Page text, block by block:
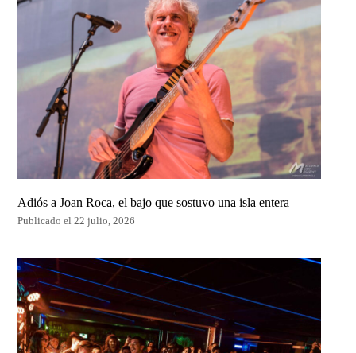
Adiós a Joan Roca, el bajo que sostuvo una isla entera
Publicado el 22 julio, 2026